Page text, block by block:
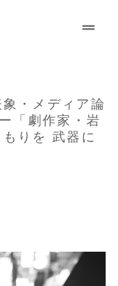
・メディア論
「劇作家・岩
りを 武器に